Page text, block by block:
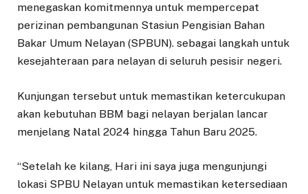
menegaskan komitmennya untuk mempercepat
perizinan pembangunan Stasiun Pengisian Bahan
Bakar Umum Nelayan (SPBUN). sebagai langkah untuk
kesejahteraan para nelayan di seluruh pesisir negeri.
Kunjungan tersebut untuk memastikan ketercukupan
akan kebutuhan BBM bagi nelayan berjalan lancar
menjelang Natal 2024 hingga Tahun Baru 2025.
“Setelah ke kilang, Hari ini saya juga mengunjungi
lokasi SPBU Nelayan untuk memastikan ketersediaan